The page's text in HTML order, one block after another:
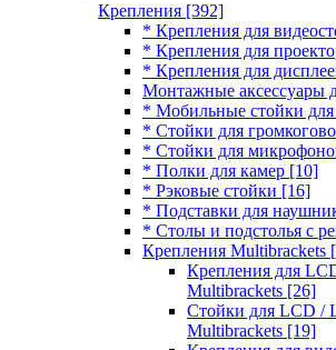
Крепления [392]
* Крепления для
* Крепления для
* Крепления для
Монтажные аксессуары
* Мобильные стойки для
* Стойки для
* Стойки для
* Полки для камер [10]
* Рэковые стойки [16]
* Подставки для
* Столы и подстолья с
Крепления Multibrackets
Крепления для
Multibrackets [26]
Стойки для LCD /
Multibrackets [19]